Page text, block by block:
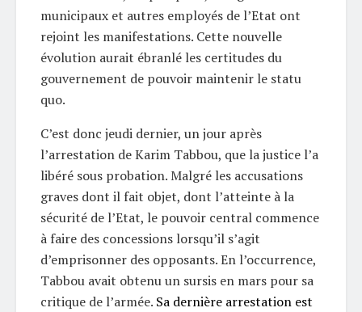
municipaux et autres employés de l’Etat ont
rejoint les manifestations. Cette nouvelle
évolution aurait ébranlé les certitudes du
gouvernement de pouvoir maintenir le statu
quo.
C’est donc jeudi dernier, un jour après
l’arrestation de Karim Tabbou, que la justice l’a
libéré sous probation. Malgré les accusations
graves dont il fait objet, dont l’atteinte à la
sécurité de l’Etat, le pouvoir central commence
à faire des concessions lorsqu’il s’agit
d’emprisonner des opposants. En l’occurrence,
Tabbou avait obtenu un sursis en mars pour sa
critique de l’armée. Sa dernière arrestation est